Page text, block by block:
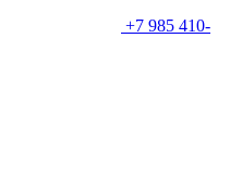
+7 985 410-